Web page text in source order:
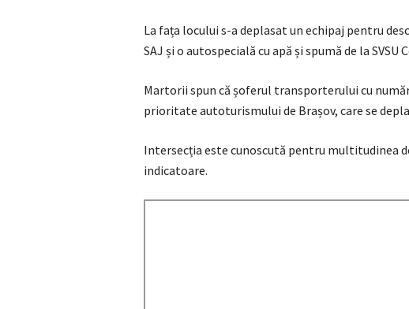
La fața locului s-a deplasat un echipaj pentru
SAJ și o autospecială cu apă și spumă de la SVSU
Martorii spun că șoferul transporterului cu
prioritate autoturismului de Brașov, care se
Intersecția este cunoscută pentru multitudinea
indicatoare.